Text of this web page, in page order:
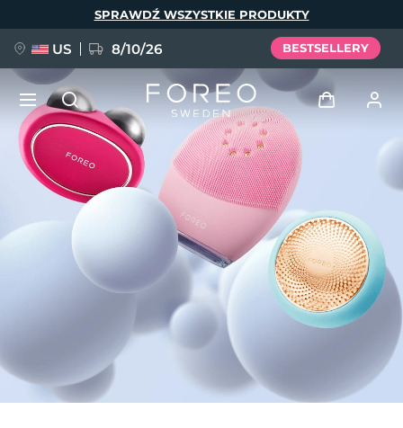
SPRAWDŹ WSZYSTKIE PRODUKTY
US 8/10/26 BESTSELLERY
Profil użytkownika
Moje urządzenia
Moje zamówienia
Moje subskrypcje
NOWOŚĆ
FAQ™ Pure Beauty-Tech Elixir
BREAKING NEWS
issa™ Teeth Whitening Set
Język
Deutsch
Español
Français
Italiano
Português
Svenska
Русский
Kraj dostawy